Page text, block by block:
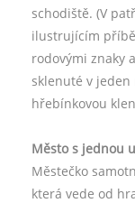
schodiště. (V
ilustrujícím
rodovými znaky
sklenuté v
hřebínkovou
Město s jednou
Městečko
která vede od